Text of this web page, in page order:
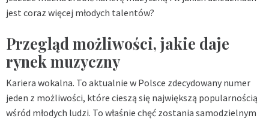
jest coraz więcej młodych talentów?
Przegląd możliwości, jakie daje
rynek muzyczny
Kariera wokalna. To aktualnie w Polsce zdecydowany numer
jeden z możliwości, które cieszą się największą popularnością
wśród młodych ludzi. To właśnie chęć zostania samodzielnym